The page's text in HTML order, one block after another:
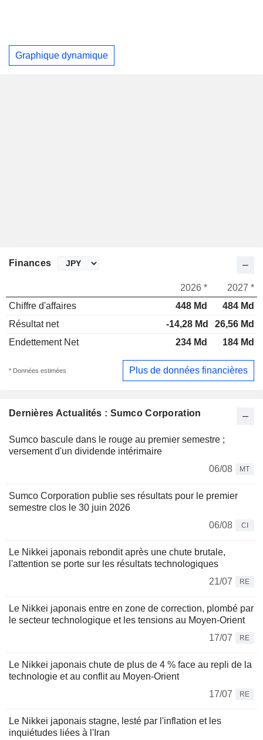
Graphique dynamique
Dernières Actualités : Sumco Corporation
Sumco bascule dans le rouge au premier semestre ;
versement d'un dividende intérimaire
06/08
MT
Sumco Corporation publie ses résultats pour le premier
semestre clos le 30 juin 2026
06/08
CI
Le Nikkei japonais rebondit après une chute brutale,
l'attention se porte sur les résultats technologiques
21/07
RE
Le Nikkei japonais entre en zone de correction, plombé par
le secteur technologique et les tensions au Moyen-Orient
17/07
RE
Le Nikkei japonais chute de plus de 4 % face au repli de la
technologie et au conflit au Moyen-Orient
17/07
RE
Le Nikkei japonais stagne, lesté par l'inflation et les
inquiétudes liées à l'Iran
Finances
2026 *
2027 *
Chiffre d'affaires
448 Md
484 Md
Résultat net
-14,28 Md
26,56 Md
Endettement Net
234 Md 184 Md
* Données estimées Plus de données financières